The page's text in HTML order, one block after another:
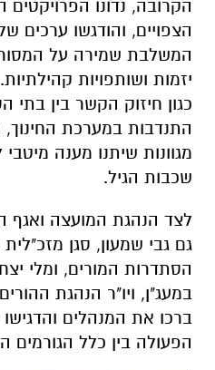
הקרובה, נדונו הפרויקטים
הצפויים, והודגשו ערכים
המשלבת שמירה על
יזמות ושותפויות
כגון חיזוק הקשר בין בתי
התנדבות במערכת החינוך,
מגוונות שיתנו מענה
שכבות הגיל.
לצד הנהגת המועצה ואגף
גם גבי שמעון, סגן
הסתדרות המורים, ומלי
במעג"ן, ויו"ר הנהגת
ברכו את המנהלים
הפעולה בין כלל הגורמים